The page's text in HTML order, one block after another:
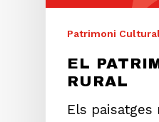
Patrimoni
EL
RURAL
Els